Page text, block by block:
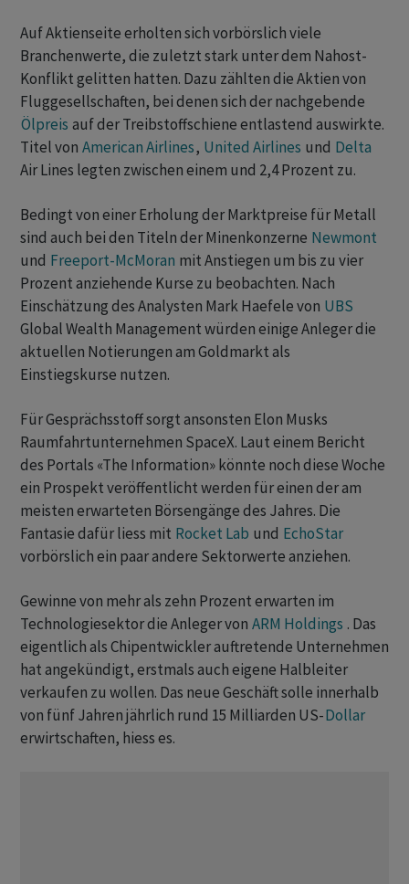
Auf Aktienseite erholten sich vorbörslich viele
Branchenwerte, die zuletzt stark unter dem Nahost-
Konflikt gelitten hatten. Dazu zählten die Aktien von
Fluggesellschaften, bei denen sich der nachgebende
Ölpreis auf der Treibstoffschiene entlastend auswirkte.
Titel von American Airlines, United Airlines und Delta
Air Lines legten zwischen einem und 2,4 Prozent zu.
Bedingt von einer Erholung der Marktpreise für Metall
sind auch bei den Titeln der Minenkonzerne Newmont
und Freeport-McMoran mit Anstiegen um bis zu vier
Prozent anziehende Kurse zu beobachten. Nach
Einschätzung des Analysten Mark Haefele von UBS
Global Wealth Management würden einige Anleger die
aktuellen Notierungen am Goldmarkt als
Einstiegskurse nutzen.
Für Gesprächsstoff sorgt ansonsten Elon Musks
Raumfahrtunternehmen SpaceX. Laut einem Bericht
des Portals «The Information» könnte noch diese Woche
ein Prospekt veröffentlicht werden für einen der am
meisten erwarteten Börsengänge des Jahres. Die
Fantasie dafür liess mit Rocket Lab und EchoStar
vorbörslich ein paar andere Sektorwerte anziehen.
Gewinne von mehr als zehn Prozent erwarten im
Technologiesektor die Anleger von ARM Holdings . Das
eigentlich als Chipentwickler auftretende Unternehmen
hat angekündigt, erstmals auch eigene Halbleiter
verkaufen zu wollen. Das neue Geschäft solle innerhalb
von fünf Jahren jährlich rund 15 Milliarden US-Dollar
erwirtschaften, hiess es.